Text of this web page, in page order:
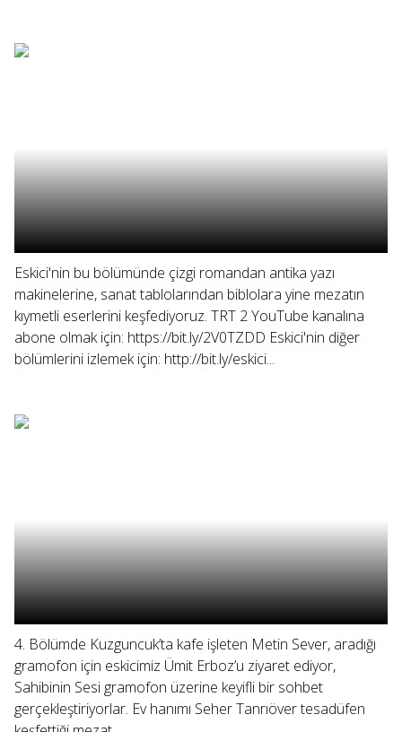
Eskici'nin bu bölümünde çizgi romandan antika yazı
makinelerine, sanat tablolarından biblolara yine mezatın
kıymetli eserlerini keşfediyoruz. TRT 2 YouTube kanalına
abone olmak için: https://bit.ly/2V0TZDD Eskici'nin diğer
bölümlerini izlemek için: http://bit.ly/eskici...
4. Bölümde Kuzguncuk’ta kafe işleten Metin Sever, aradığı
gramofon için eskicimiz Ümit Erboz’u ziyaret ediyor,
Sahibinin Sesi gramofon üzerine keyifli bir sohbet
gerçekleştiriyorlar. Ev hanımı Seher Tanrıöver tesadüfen